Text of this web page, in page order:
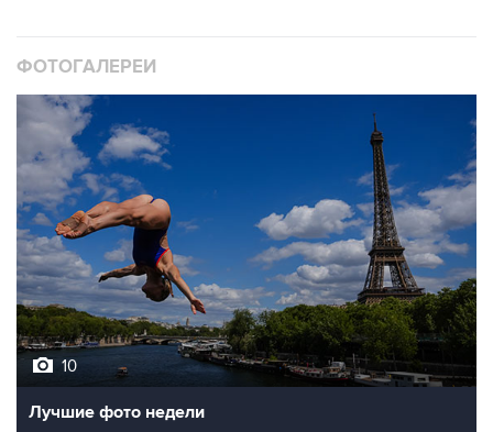
ФОТОГАЛЕРЕИ
10
Лучшие фото недели